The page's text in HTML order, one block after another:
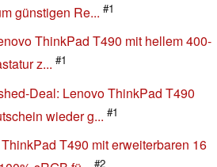
günstigen Re... #1
ThinkPad T490 mit hellem 400-
z... #1
Deal: Lenovo ThinkPad T490
wieder g... #1
T490 mit erweiterbaren 16
#2